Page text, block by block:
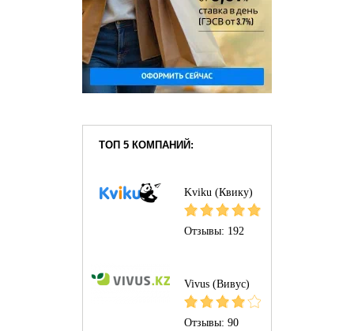
ТОП 5 КОМПАНИЙ:
Kviku (Квику)
Отзывы: 192
Vivus (Вивус)
Отзывы: 90